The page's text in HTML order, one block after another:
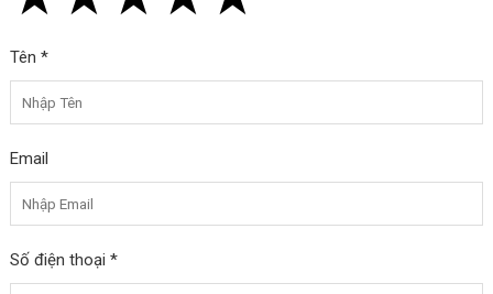
Tên *
Email
Số điện thoại *